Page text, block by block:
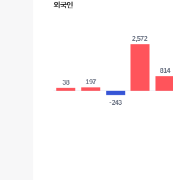
외국인
38
38 197
197
-243
-243
2,572
2,572
814
814